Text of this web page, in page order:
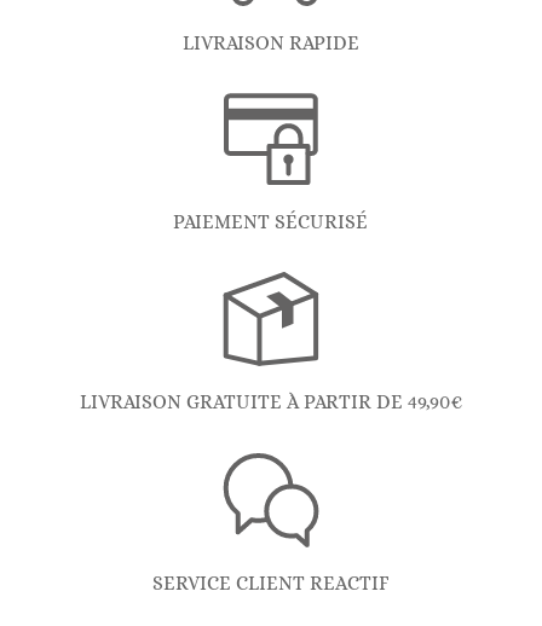
LIVRAISON RAPIDE
PAIEMENT SÉCURISÉ
LIVRAISON GRATUITE À PARTIR DE 49,90€
SERVICE CLIENT REACTIF